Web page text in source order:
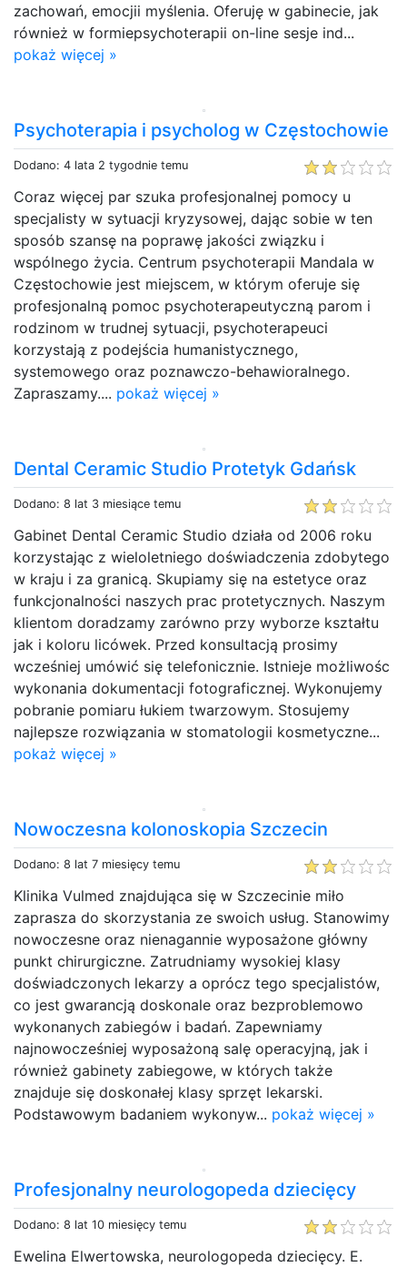
zachowań, emocjii myślenia. Oferuję w gabinecie, jak
również w formiepsychoterapii on-line sesje ind...
pokaż więcej »
Psychoterapia i psycholog w Częstochowie
Dodano: 4 lata 2 tygodnie temu
Coraz więcej par szuka profesjonalnej pomocy u
specjalisty w sytuacji kryzysowej, dając sobie w ten
sposób szansę na poprawę jakości związku i
wspólnego życia. Centrum psychoterapii Mandala w
Częstochowie jest miejscem, w którym oferuje się
profesjonalną pomoc psychoterapeutyczną parom i
rodzinom w trudnej sytuacji, psychoterapeuci
korzystają z podejścia humanistycznego,
systemowego oraz poznawczo-behawioralnego.
Zapraszamy.... pokaż więcej »
Dental Ceramic Studio Protetyk Gdańsk
Dodano: 8 lat 3 miesiące temu
Gabinet Dental Ceramic Studio działa od 2006 roku
korzystając z wieloletniego doświadczenia zdobytego
w kraju i za granicą. Skupiamy się na estetyce oraz
funkcjonalności naszych prac protetycznych. Naszym
klientom doradzamy zarówno przy wyborze kształtu
jak i koloru licówek. Przed konsultacją prosimy
wcześniej umówić się telefonicznie. Istnieje możliwośc
wykonania dokumentacji fotograficznej. Wykonujemy
pobranie pomiaru łukiem twarzowym. Stosujemy
najlepsze rozwiązania w stomatologii kosmetyczne...
pokaż więcej »
Nowoczesna kolonoskopia Szczecin
Dodano: 8 lat 7 miesięcy temu
Klinika Vulmed znajdująca się w Szczecinie miło
zaprasza do skorzystania ze swoich usług. Stanowimy
nowoczesne oraz nienagannie wyposażone główny
punkt chirurgiczne. Zatrudniamy wysokiej klasy
doświadczonych lekarzy a oprócz tego specjalistów,
co jest gwarancją doskonale oraz bezproblemowo
wykonanych zabiegów i badań. Zapewniamy
najnowocześniej wyposażoną salę operacyjną, jak i
również gabinety zabiegowe, w których także
znajduje się doskonałej klasy sprzęt lekarski.
Podstawowym badaniem wykonyw... pokaż więcej »
Profesjonalny neurologopeda dziecięcy
Dodano: 8 lat 10 miesięcy temu
Ewelina Elwertowska, neurologopeda dziecięcy. E.